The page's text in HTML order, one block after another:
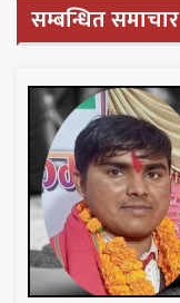
सम्बन्धित समाचार